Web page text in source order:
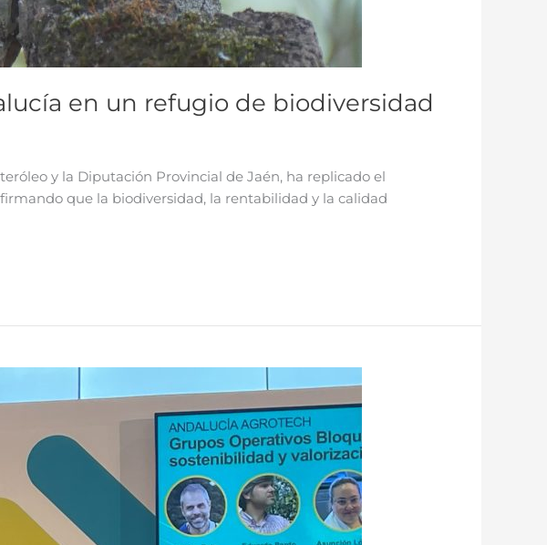
en un refugio de biodiversidad
y la Diputación Provincial de Jaén, ha replicado el
que la biodiversidad, la rentabilidad y la calidad